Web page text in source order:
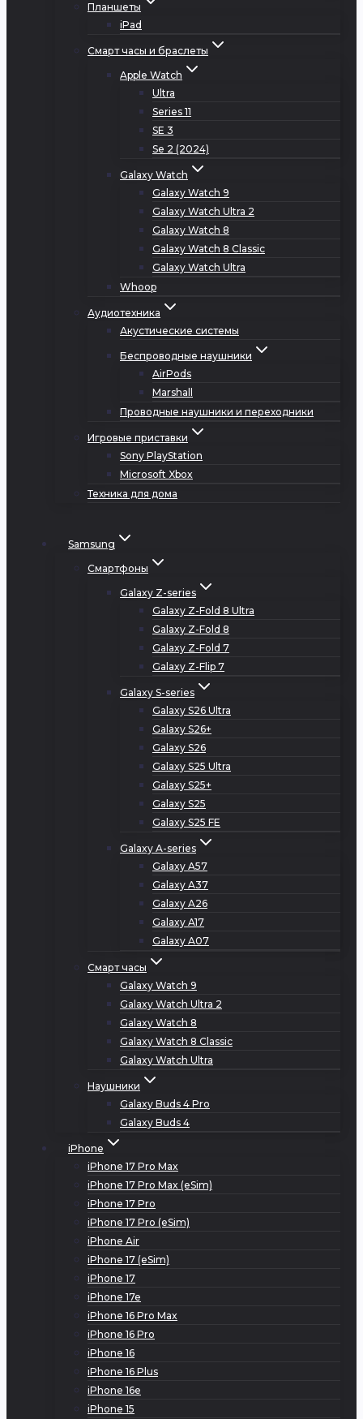
Планшеты
iPad
Смарт часы и браслеты
Apple Watch
Ultra
Series 11
SE 3
Se 2 (2024)
Galaxy Watch
Galaxy Watch 9
Galaxy Watch Ultra 2
Galaxy Watch 8
Galaxy Watch 8 Classic
Galaxy Watch Ultra
Whoop
Аудиотехника
Акустические системы
Беспроводные наушники
AirPods
Marshall
Проводные наушники и переходники
Игровые приставки
Sony PlayStation
Microsoft Xbox
Техника для дома
Samsung
Смартфоны
Galaxy Z-series
Galaxy Z-Fold 8 Ultra
Galaxy Z-Fold 8
Galaxy Z-Fold 7
Galaxy Z-Flip 7
Galaxy S-series
Galaxy S26 Ultra
Galaxy S26+
Galaxy S26
Galaxy S25 Ultra
Galaxy S25+
Galaxy S25
Galaxy S25 FE
Galaxy A-series
Galaxy A57
Galaxy A37
Galaxy A26
Galaxy A17
Galaxy A07
Смарт часы
Galaxy Watch 9
Galaxy Watch Ultra 2
Galaxy Watch 8
Galaxy Watch 8 Classic
Galaxy Watch Ultra
Наушники
Galaxy Buds 4 Pro
Galaxy Buds 4
iPhone
iPhone 17 Pro Max
iPhone 17 Pro Max (eSim)
iPhone 17 Pro
iPhone 17 Pro (eSim)
iPhone Air
iPhone 17 (eSim)
iPhone 17
iPhone 17e
iPhone 16 Pro Max
iPhone 16 Pro
iPhone 16
iPhone 16 Plus
iPhone 16e
iPhone 15